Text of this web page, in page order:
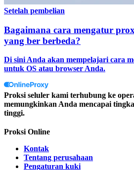
Setelah pembelian
Bagaimana cara mengatur
yang ber berbeda?
Di sini Anda akan mempelajari cara
untuk OS atau browser Anda.
Proksi seluler kami terhubung ke
memungkinkan Anda mencapai
tinggi.
Proksi Online
Kontak
Tentang perusahaan
Pengaturan kuki